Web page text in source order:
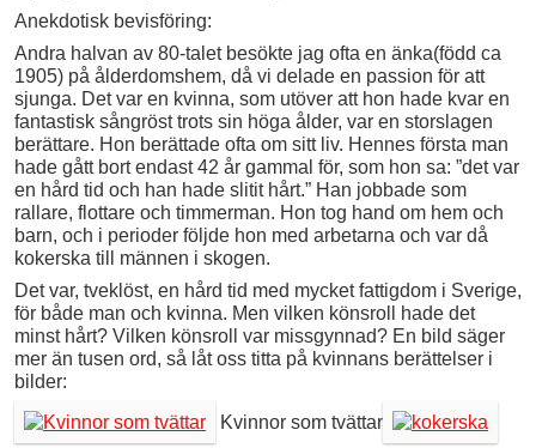
Anekdotisk bevisföring:
Andra halvan av 80-talet besökte jag ofta en änka(född ca
1905) på ålderdomshem, då vi delade en passion för att
sjunga. Det var en kvinna, som utöver att hon hade kvar en
fantastisk sångröst trots sin höga ålder, var en storslagen
berättare. Hon berättade ofta om sitt liv. Hennes första man
hade gått bort endast 42 år gammal för, som hon sa: ”det var
en hård tid och han hade slitit hårt.” Han jobbade som
rallare, flottare och timmerman. Hon tog hand om hem och
barn, och i perioder följde hon med arbetarna och var då
kokerska till männen i skogen.
Det var, tveklöst, en hård tid med mycket fattigdom i Sverige,
för både man och kvinna. Men vilken könsroll hade det
minst hårt? Vilken könsroll var missgynnad? En bild säger
mer än tusen ord, så låt oss titta på kvinnans berättelser i
bilder:
Kvinnor som tvättar